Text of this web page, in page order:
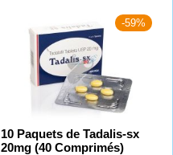
-59%
10 Paquets de Tadalis-sx
20mg (40 Comprimés)